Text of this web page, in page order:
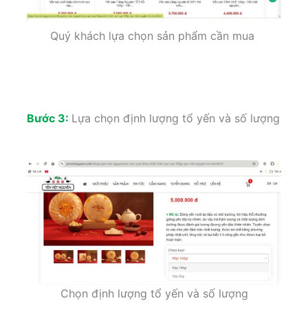
Quý khách lựa chọn sản phẩm cần mua
Bước 3: Lựa chọn định lượng tổ yến và số lượng
Chọn định lượng tổ yến và số lượng